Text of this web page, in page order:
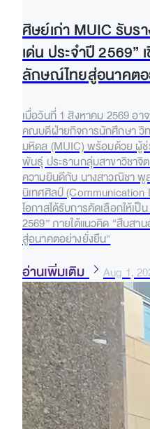
ศิษย์เก่า MUIC รับร
เด่น ประจำปี
ลักษณ์ไทยสู่อนาคต
เมื่อวันที่ 1 สิงหาคม 2569 อ
คณบดีฝ่ายกิจการนักศึกษา วิ
มหิดล (MUIC) พร้อมด้วย ผู้
พันธุ์ ประธานกลุ่มสาขาวิชาจิ
ความยินดีกับ นางสาวณิชา พู
นิเทศศิลป์ (Communication
โอกาสได้รับการคัดเลือกให้เป็
2569” ภายใต้แนวคิด “สืบส
สู่อนาคตอย่างยั่งยืน”
อ่านเพิ่มเติม Aug 1,